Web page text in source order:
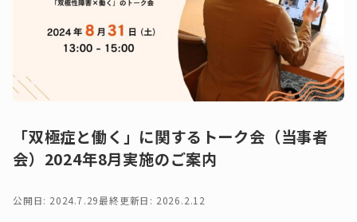
「双極症と働く」に関するトーク会（当事者
会）2024年8月実施のご案内
公開日: 2024.7.29最終更新日: 2026.2.12